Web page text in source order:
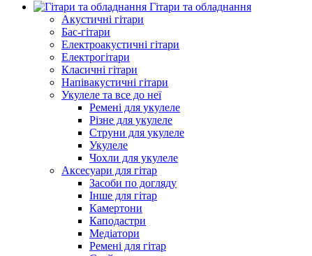
Гітари та обладнання
Акустичні гітари
Бас-гітари
Електроакустичні гітари
Електрогітари
Класичні гітари
Напівакустичні гітари
Укулеле та все до неї
Ремені для укулеле
Різне для укулеле
Струни для укулеле
Укулеле
Чохли для укулеле
Аксесуари для гітар
Засоби по догляду
Інше для гітар
Камертони
Каподастри
Медіатори
Ремені для гітар